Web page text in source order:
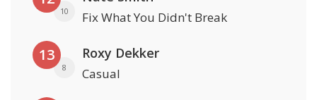
10 Fix What You Didn't Break
13
8
Roxy Dekker
Casual